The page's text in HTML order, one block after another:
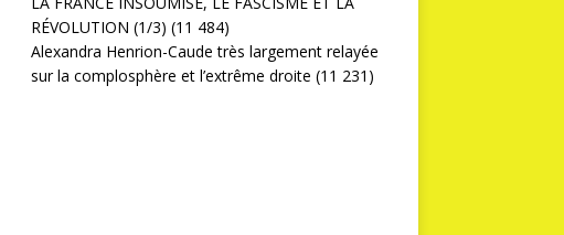
RÉVOLUTION (1/3) (11 484)
Alexandra Henrion-Caude très largement relayée
sur la complosphère et l’extrême droite (11 231)